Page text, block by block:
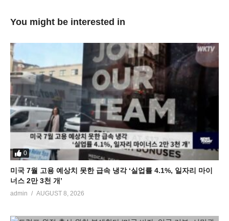
You might be interested in
0
미국 7월 고용 예상치 못한 급속 냉각 ‘실업률 4.1%, 일자리 마이
너스 2만 3천 개’
admin AUGUST 8, 2026